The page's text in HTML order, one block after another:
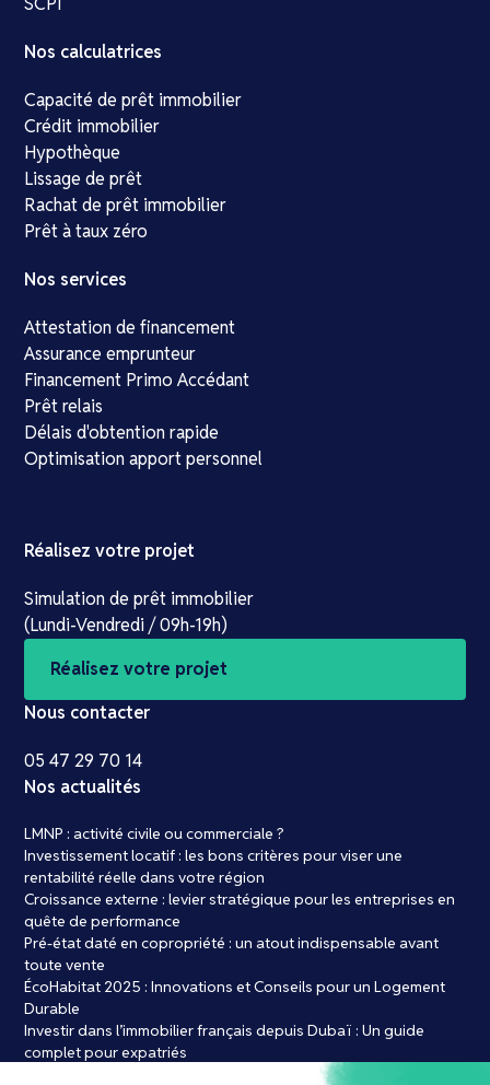
Nos calculatrices
Capacité de prêt immobilier
Crédit immobilier
Hypothèque
Lissage de prêt
Rachat de prêt immobilier
Prêt à taux zéro
Nos services
Attestation de financement
Assurance emprunteur
Financement Primo Accédant
Prêt relais
Délais d'obtention rapide
Optimisation apport personnel
Réalisez votre projet
Simulation de prêt immobilier
(Lundi-Vendredi / 09h-19h)
Réalisez votre projet
Nous contacter
05 47 29 70 14
Nos actualités
LMNP : activité civile ou commerciale ?
Investissement locatif : les bons critères pour viser une
rentabilité réelle dans votre région
Croissance externe : levier stratégique pour les entreprises en
quête de performance
Pré-état daté en copropriété : un atout indispensable avant
toute vente
ÉcoHabitat 2025 : Innovations et Conseils pour un Logement
Durable
Investir dans l’immobilier français depuis Dubaï : Un guide
complet pour expatriés
Achat immobilier : les 7 erreurs courantes à éviter absolument